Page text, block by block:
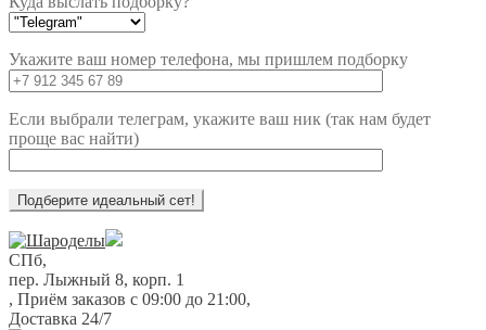
Укажите ваш номер телефона, мы пришлем подборку
Если выбрали телеграм, укажите ваш ник (так нам будет
проще вас найти)
Перейти
к
навигации
Перейти
к
содержимому
СПб,
пер. Лыжный 8, корп. 1
, Приём заказов с 09:00 до 21:00,
Доставка 24/7